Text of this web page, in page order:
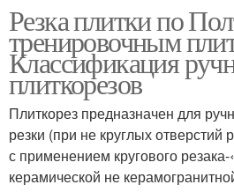
Резка плитки по
тренировочным
Классификация
плиткорезов
Плиткорез предназначен для
резки (при не круглых отверстий
с применением кругового
керамической не